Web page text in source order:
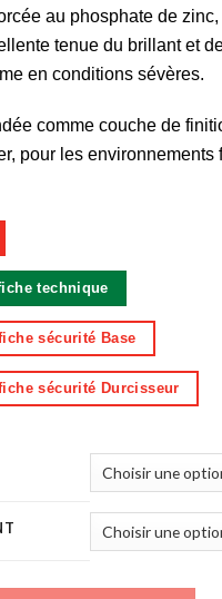
au phosphate de
tenue du brillant et
en conditions sévères.
comme couche de
pour les environnements
technique
sécurité Base
sécurité Durcisseur